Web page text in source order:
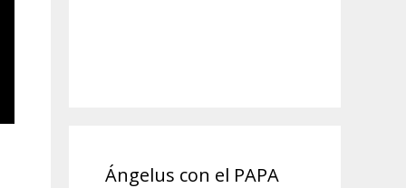
Ángelus con el PAPA